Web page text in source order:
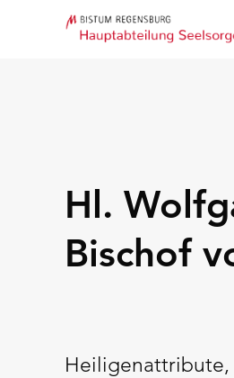
Hl.
Bischof
Heiligenattribute,